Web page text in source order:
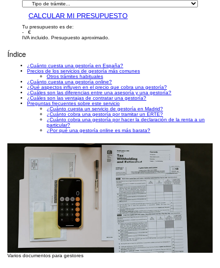
CALCULAR MI PRESUPUESTO
Tu presupuesto es de:
- €
IVA incluido. Presupuesto aproximado.
Índice
¿Cuánto cuesta una gestoría en España?
Precios de los servicios de gestoría más comunes
Otros trámites habituales
¿Cuánto cuesta una gestoría online?
¿Qué aspectos influyen en el precio que cobra una gestoría?
¿Cuáles son las diferencias entre una asesoría y una gestoría?
¿Cuáles son las ventajas de contratar una gestoría?
Preguntas frecuentes sobre este servicio
¿Cuánto cuesta un servicio de gestoría en Madrid?
¿Cuánto cobra una gestoría por tramitar un ERTE?
¿Cuánto cobra una gestoría por hacer la declaración de la renta a un
particular?
¿Por qué una gestoría online es más barata?
Varios documentos para gestores